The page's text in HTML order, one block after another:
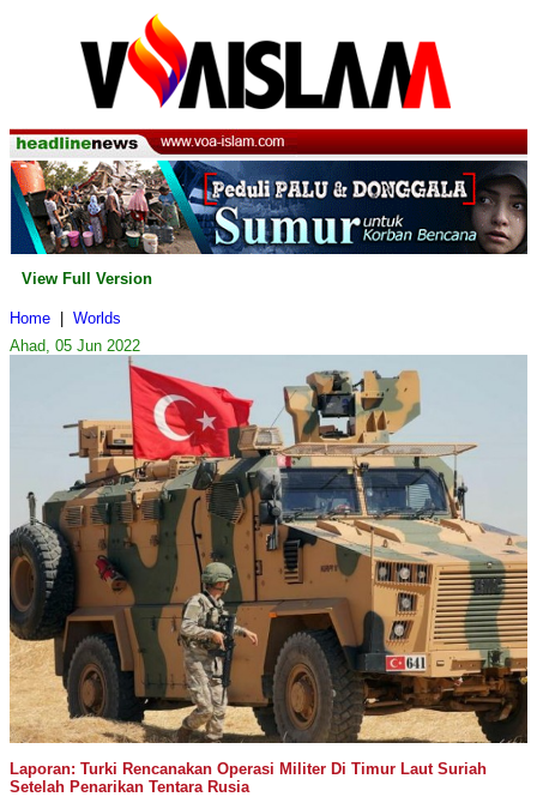
View Full Version
Home
Worlds
Ahad, 05 Jun 2022
Laporan: Turki Rencanakan Operasi Militer Di Timur Laut Suriah
Setelah Penarikan Tentara Rusia